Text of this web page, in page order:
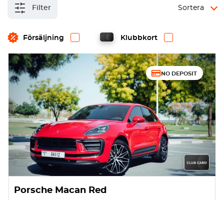
Filter
Försäljning Klubbkort
Sortera
NO DEPOSIT
Porsche Macan Red